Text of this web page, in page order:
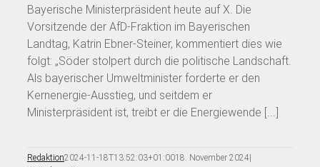
Bayerische Ministerpräsident heute auf X. Die
Vorsitzende der AfD-Fraktion im Bayerischen
Landtag, Katrin Ebner-Steiner, kommentiert dies wie
folgt: „Söder stolpert durch die politische Landschaft.
Als bayerischer Umweltminister forderte er den
Kernenergie-Ausstieg, und seitdem er
Ministerpräsident ist, treibt er die Energiewende [...]
Redaktion2024-11-18T13:52:03+01:0018. November 2024|